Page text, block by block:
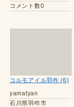
コメント数0
コルモアイル羽咋 (6)
yamatyan
石川県羽咋市